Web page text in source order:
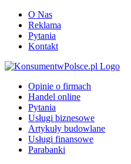
O Nas
Reklama
Pytania
Kontakt
Opinie o firmach
Handel online
Pytania
Usługi biznesowe
Artykuły budowlane
Usługi finansowe
Parabanki